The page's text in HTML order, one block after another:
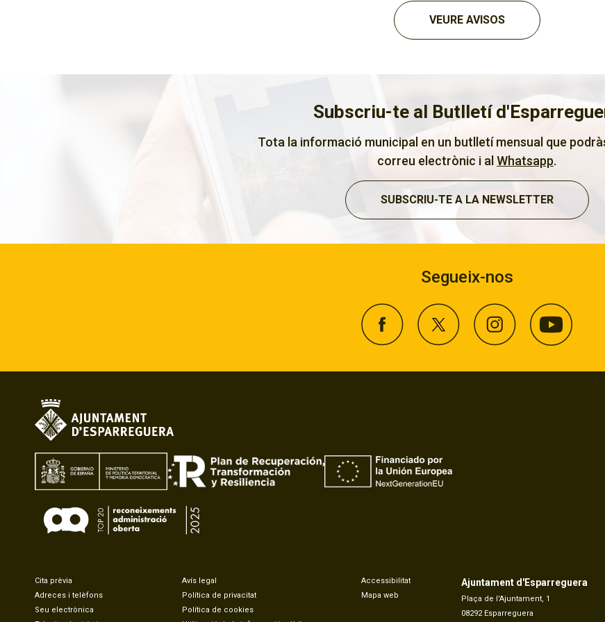
VEURE AVISOS
Subscriu-te al Butlletí
Tota la informació municipal en un butlletí mensual que
correu electrònic i al Whatsapp.
SUBSCRIU-TE A LA NEWSLETTER
Segueix-nos
Cita prèvia
Adreces i telèfons
Seu electrònica
Avís legal
Política de privacitat
Política de cookies
Accessibilitat
Mapa web
Ajuntament d'Esparreguera
Plaça de l'Ajuntament, 1
08292 Esparreguera